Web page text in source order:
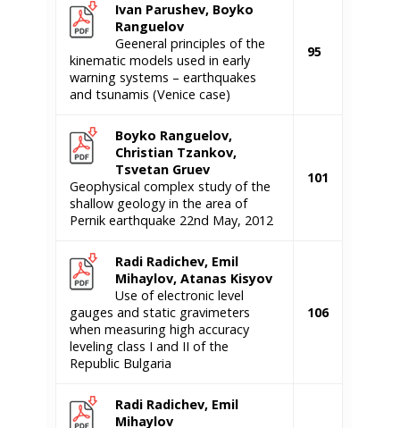
Ivan Parushev, Boyko
Ranguelov
Geeneral principles of the
kinematic models used in early
warning systems – earthquakes
and tsunamis (Venice case)
95
Boyko Ranguelov,
Christian Tzankov,
Tsvetan Gruev
Geophysical complex study of the
shallow geology in the area of
Pernik earthquake 22nd May, 2012
101
Radi Radichev, Emil
Mihaylov, Atanas Kisyov
Use of electronic level
gauges and static gravimeters
when measuring high accuracy
leveling class I and II of the
Republic Bulgaria
106
Radi Radichev, Emil
Mihaylov